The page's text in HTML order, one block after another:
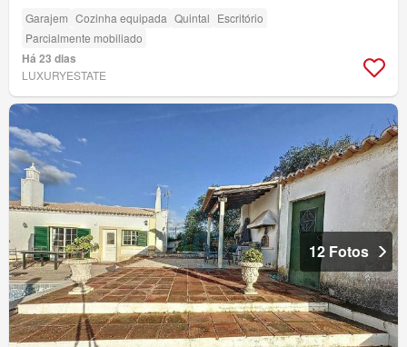
Garajem Cozinha equipada Quintal Escritório
Parcialmente mobiliado
Há 23 dias
LUXURYESTATE
12 Fotos